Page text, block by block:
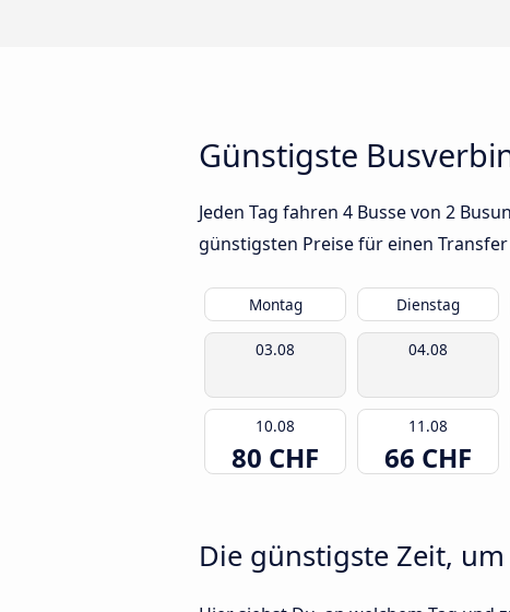
Günstigste
Jeden Tag fahren 4 Busse von 2
günstigsten Preise für einen
Montag Dienstag
03.08 04.08
10.08
80 CHF
11.08
66 CHF
Die günstigste Zeit,